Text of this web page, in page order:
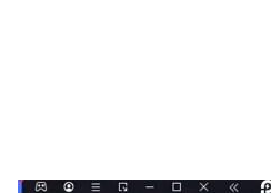
REAL TIME STRATEGY